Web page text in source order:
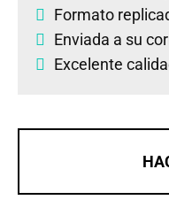
Formato
Enviada a su
Excelente